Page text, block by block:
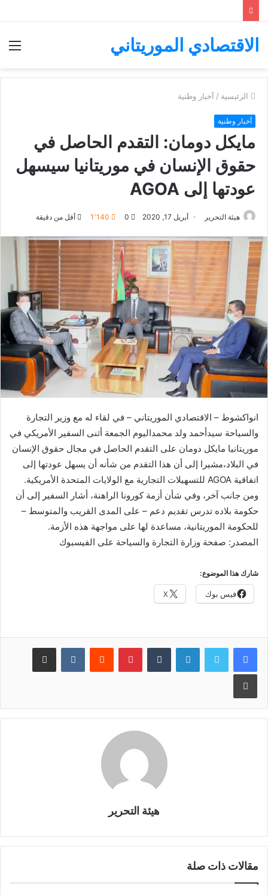
الاقتصادي الموريتاني
الرئيسية / أخبار وطنية
أخبار وطنية
مايكل دومان: التقدم الحاصل في
حقوق الإنسان في موريتانيا سيسهل
عودتها إلى AGOA
هيئة التحرير أبريل 17, 2020 0 1٬140 أقل من دقيقة
انواكشوط – الاقتصادي الموريتاني – في لقاء له مع وزير التجارة
والسياحة سيدأحمد ولد محمداليوم الجمعة أثنى السفير الأمريكي في
موريتانيا مايكل دومان على التقدم الحاصل في مجال حقوق الإنسان
في البلاد،مشيرا إلى أن هذا التقدم من شأنه أن يسهل عودتها إلى
اتفاقية AGOA للتسهيلات التجارية مع الولايات المتحدة الأمريكية.
ومن جانب آخر، وفي شأن أزمة كورونا الراهنة، أشار السفير إلى أن
حكومة بلاده تدرس تقديم دعم – على المدى القريب والمتوسط –
للحكومة الموريتانية، مساعدة لها على مواجهة هذه الأزمة.
المصدر: صفحة وزارة التجارة والسياحة على الفيسبوك
شارك هذا الموضوع:
فيس بوك X
لينكدإن بينتيريست مشاركة عبر البريد
طباعة
هيئة التحرير
مقالات ذات صلة